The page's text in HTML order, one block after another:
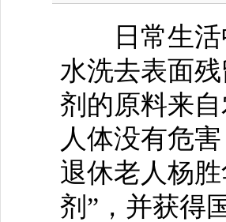
日常生活
水洗去表面
剂的原料来
人体没有危
退休老人杨
剂”，并获得